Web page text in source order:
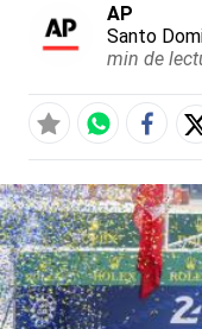
AP
Santo
min de